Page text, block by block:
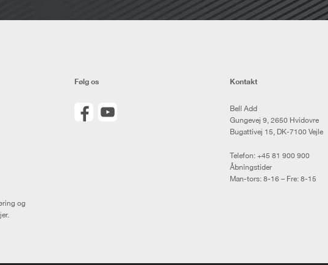
og
Følg os Kontakt
Bell Add
Gungevej 9, 2650 Hvidovre
Bugattivej 15, DK-7100 Vejle
Telefon: +45 81 900 900
Åbningstider
Man-tors: 8-16 – Fre: 8-15